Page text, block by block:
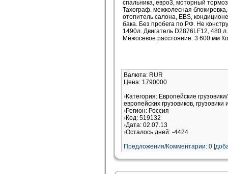
спальника, евро3, моторный
Тахограф. межколесная
отопитель салона, EBS,
бака. Без пробега по РФ. Не
1490л. Двигатель D2876LF12, 480
Межосевое расстояние: 3 600 мм
Валюта: RUR
Цена: 1790000
Категория: Европейские
европейских грузовиков, грузовики
Регион: Россия
Код: 519132
Дата: 02.07.13
Осталось дней: -4424
Предложения/Комментарии: 0